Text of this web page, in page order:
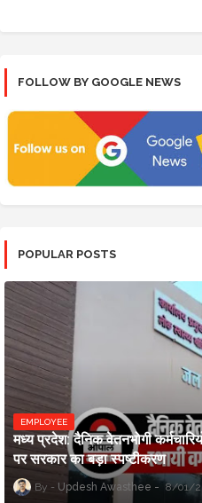
FOLLOW BY GOOGLE NEWS
POPULAR POSTS
EMPLOYEE
मध्य प्रदेश: दैनिक वेतनभोगी
पर सरकार का बड़ा स्पष्टीकरण
Updesh Awasthee 8/01/